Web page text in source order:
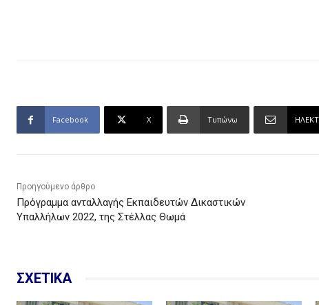
Facebook X Τυπώνω
Προηγούμενο άρθρο
Πρόγραμμα ανταλλαγής Εκπαιδευτών Δικαστικών
Υπαλλήλων 2022, της Στέλλας Θωμά
ΣΧΕΤΙΚΑ